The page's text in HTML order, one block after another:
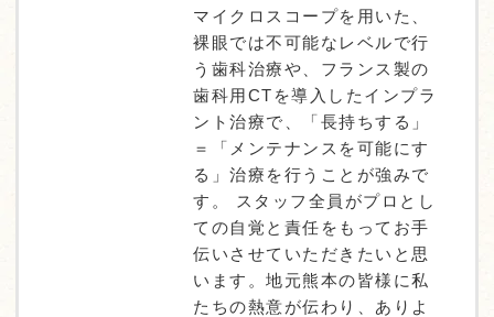
マイクロスコープを用いた、
裸眼では不可能なレベルで行
う歯科治療や、フランス製の
歯科用CTを導入したインプラ
ント治療で、「長持ちする」
＝「メンテナンスを可能にす
る」治療を行うことが強みで
す。 スタッフ全員がプロとし
ての自覚と責任をもってお手
伝いさせていただきたいと思
います。地元熊本の皆様に私
たちの熱意が伝わり、ありよ